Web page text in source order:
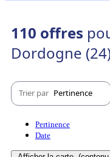
110 offres
Dordogne
Trier par Pertinence
Pertinence
Date